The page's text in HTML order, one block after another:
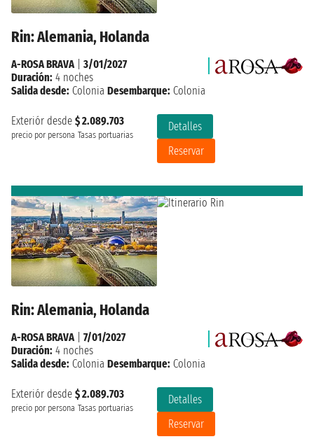
Rin: Alemania, Holanda
Exteriór desde $ 2.089.703
precio por persona Tasas portuarias
Detalles
Reservar
A-ROSA BRAVA
3/01/2027
Duración: 4 noches
Salida desde: Colonia Desembarque: Colonia
Rin: Alemania, Holanda
Exteriór desde $ 2.089.703
precio por persona Tasas portuarias
Detalles
Reservar
A-ROSA BRAVA| 7/01/2027
Duración: 4 noches
Salida desde: Colonia Desembarque: Colonia